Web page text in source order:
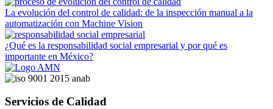
La evolución del control de calidad: de la inspección manual a la
automatización con Machine Vision
¿Qué es la responsabilidad social empresarial y por qué es
importante en México?
Servicios de Calidad